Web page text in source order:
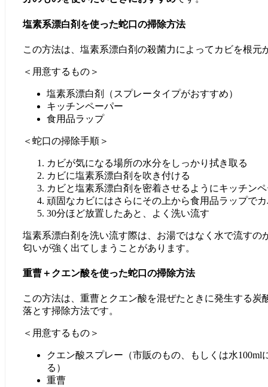
塩素系漂白剤を使った蛇口の掃除方法
この方法は、塩素系漂白剤の殺菌力によってカビを根元
＜用意するもの＞
塩素系漂白剤（スプレータイプがおすすめ）
キッチンペーパー
食用品ラップ
＜蛇口の掃除手順＞
カビが気になる場所の水分をしっかり拭き取る
カビに塩素系漂白剤を吹き付ける
カビと塩素系漂白剤を密着させるようにキッチン
頑固なカビにはさらにその上から食用品ラップで
30分ほど放置したあと、よく洗い流す
塩素系漂白剤を洗い流す際は、お湯ではなく水で流すの
匂いが強く出てしまうことがあります。
重曹＋クエン酸を使った蛇口の掃除方法
この方法は、重曹とクエン酸を混ぜたときに発生する炭
落とす掃除方法です。
＜用意するもの＞
クエン酸スプレー（市販のもの、もしくは水100ml
る）
重曹